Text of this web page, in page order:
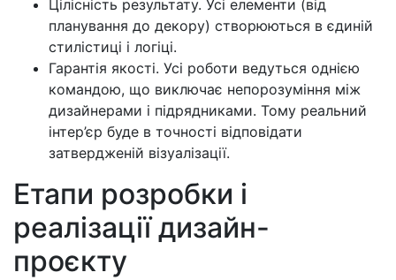
Цілісність результату. Усі елементи (від
планування до декору) створюються в єдиній
стилістиці і логіці.
Гарантія якості. Усі роботи ведуться однією
командою, що виключає непорозуміння між
дизайнерами і підрядниками. Тому реальний
інтер’єр буде в точності відповідати
затвердженій візуалізації.
Етапи розробки і
реалізації дизайн-
проєкту